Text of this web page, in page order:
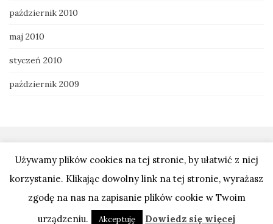
październik 2010
maj 2010
styczeń 2010
październik 2009
Temat stworzony przezColorlib Napędzany przezWordPress
Używamy plików cookies na tej stronie, by ułatwić z niej
korzystanie. Klikając dowolny link na tej stronie, wyrażasz
zgodę na nas na zapisanie plików cookie w Twoim
urządzeniu.
Akceptuję Dowiedz się więcej